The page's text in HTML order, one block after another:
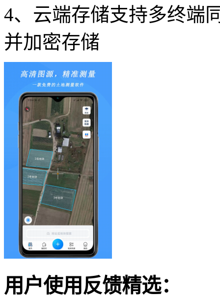
4、云端存储支持多终端
并加密存储
用户使用反馈精选：